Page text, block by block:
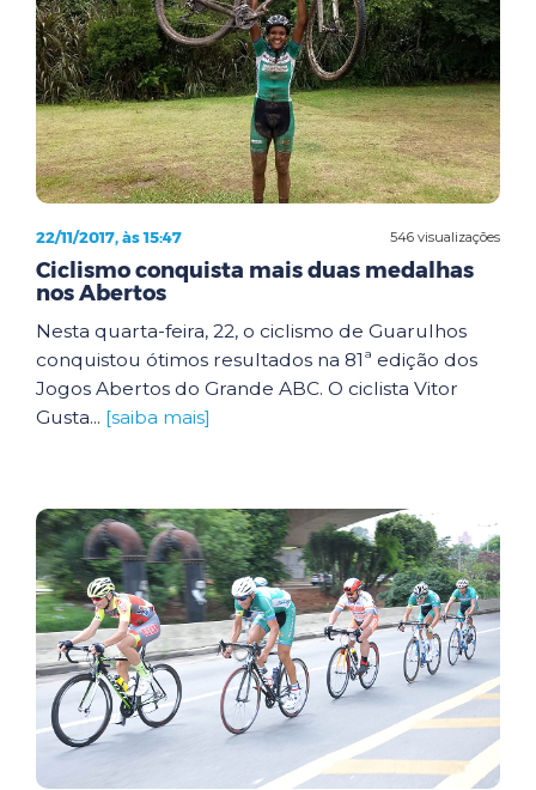
546 visualizações
22/11/2017, às 15:47
Ciclismo conquista mais duas medalhas
nos Abertos
Nesta quarta-feira, 22, o ciclismo de Guarulhos
conquistou ótimos resultados na 81ª edição dos
Jogos Abertos do Grande ABC. O ciclista Vitor
Gusta... [saiba mais]